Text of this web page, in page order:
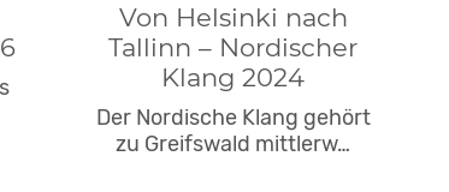
Von Helsinki nach
Tallinn – Nordischer
Klang 2024
Der Nordische Klang gehört
zu Greifswald mittlerw…